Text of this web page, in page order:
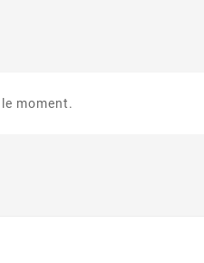
moment.